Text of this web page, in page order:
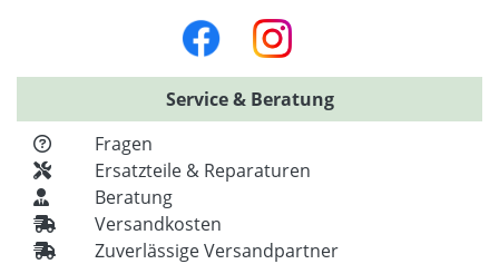
Service & Beratung
Fragen
Ersatzteile & Reparaturen
Beratung
Versandkosten
Zuverlässige Versandpartner